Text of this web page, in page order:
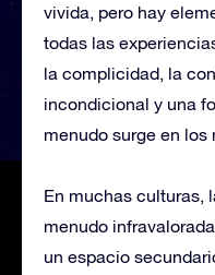
vivida, pero hay
todas las
la complicidad, la
incondicional y una
menudo surge en
En muchas culturas,
menudo
un espacio